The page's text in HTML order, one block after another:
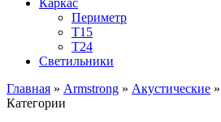
Периметр
Т15
Т24
Светильники
Главная » Armstrong » Акустические »
Категории